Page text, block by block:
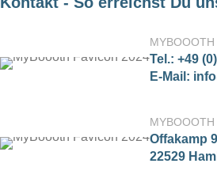
MYBOOOTH
Tel.: +49
E-Mail:
MYBOOOTH
Offakamp
22529